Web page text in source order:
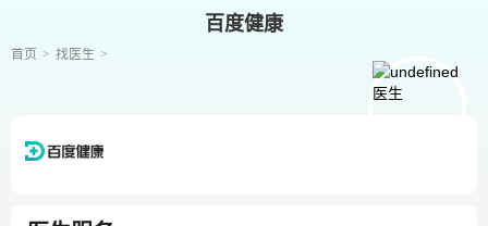
百度健康
首页 找医生